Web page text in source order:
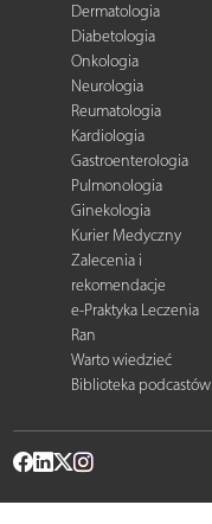
Dermatologia
Diabetologia
Onkologia
Neurologia
Reumatologia
Kardiologia
Gastroenterologia
Pulmonologia
Ginekologia
Kurier Medyczny
Zalecenia i
rekomendacje
e-Praktyka Leczenia
Ran
Warto wiedzieć
Biblioteka podcastów